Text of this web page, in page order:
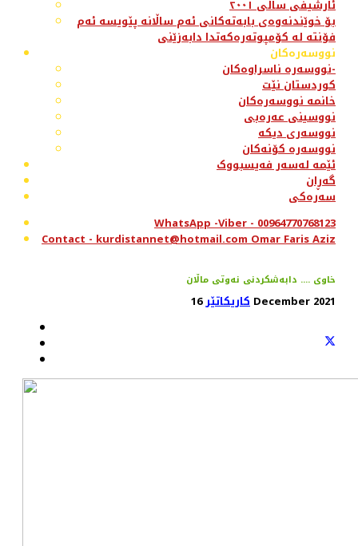
ئارشیفی ساڵی ٢٠٠١
بۆ خوێندنەوەی بابەتەکانی ئەم ساڵانە پێویسە ئەم
فۆنتە لە کۆمپوتەرەکەتدا دابەزێنی
نووسەرەکان
نووسەرە ناسراوەکان-
کوردستان نێت
خانمە نووسەرەکان
نووسینی عەرەبی
نووسەری دیکە
نووسەرە کۆنەکان
ئێمە لەسەر فەیسبووک
گەڕان
سەرەکی
WhatsApp -Viber - 00964770768123
Contact - kurdistannet@hotmail.com Omar Faris Aziz
خاوی .... دابەشکردنی نەوتی ماڵان
کاریکاتێر 16 December 2021